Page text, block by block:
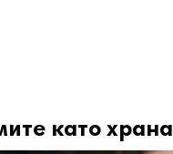
като храна